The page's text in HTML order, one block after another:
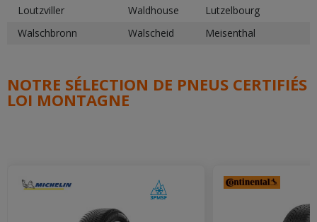
Loutzviller
Waldhouse
Lutzelbourg
Walschbronn
Walscheid Meisenthal
NOTRE SÉLECTION DE PNEUS CERTIFIÉS
LOI MONTAGNE